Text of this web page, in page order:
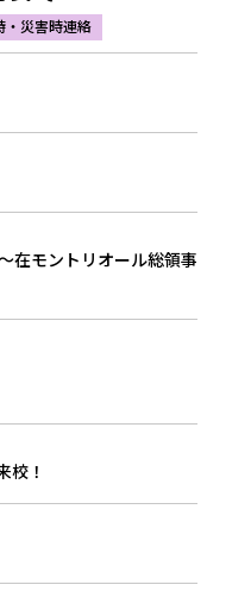
・災害時連絡
モントリオール総領事
！